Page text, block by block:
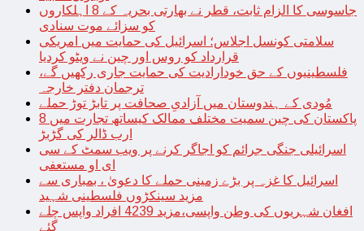
جاسوسی کا الزام ثابت، قطر نے بھارتی بحریہ کے 8 اہلکاروں
کو سزائے موت سنادی
سلامتی کونسل اجلاس؛ اسرائیل کی حمایت میں امریکی
قرارداد کو روس اور چین نے ویٹو کردیا
فلسطینیوں کے حق خودارادیت کی حمایت جاری رکھیں گے،
ترجمان دفتر خارجہ
مُودی کے ہندوستان میں آزادیِ صحافت پر تابڑ توڑ حملے
پاکستان کی چین سمیت مختلف ممالک کیساتھ تجارت میں 8
ارب ڈالر کی گڑبڑ
اسرائیلی جنگی جرائم کو اجاگر کرنے پر ویب سمٹ کے سی
ای او مستعفی
اسرائیل کا غزہ پر بڑے زمینی حملے کا دعویٰ ، بمباری سے
مزید سینکڑوں فلسطینی شہید
افغان شہریوں کی وطن واپسی،مزید 4239 افراد واپس چلے
گئے